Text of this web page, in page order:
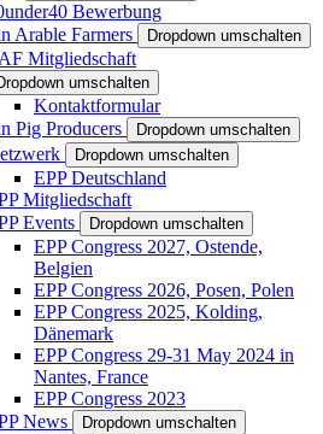
Bewerbung
Arable Farmers
Dropdown umschalten
Mitgliedschaft
umschalten
Kontaktformular
Pig Producers
Dropdown umschalten
Dropdown umschalten
EPP Deutschland
Mitgliedschaft
Events
Dropdown umschalten
EPP Congress 2027, Ostende,
Belgien
EPP Congress 2026, Posen, Polen
EPP Congress 2025, Kolding,
Dänemark
EPP Congress 29-31 May 2024 in
Nantes, France
EPP Congress 2023
News
Dropdown umschalten